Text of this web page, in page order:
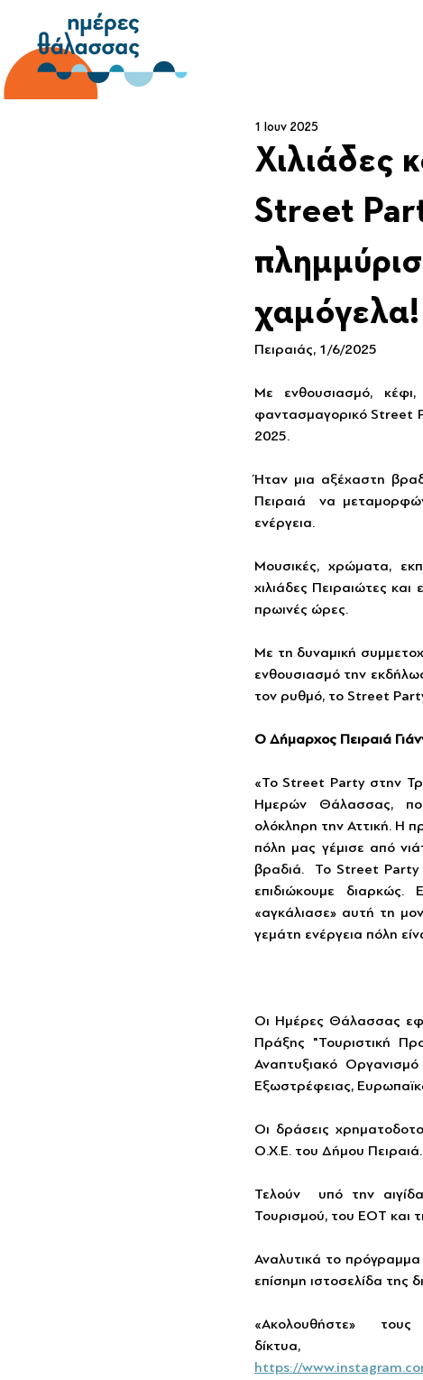
Χιλιάδες
Street
χαμόγελα!
1 Ιουν 2025
Πειραιάς, 1/6/2025
Με ενθουσιασμό,
φαντασμαγορικό Street
2025.
Ήταν μια αξέχαστη
Πειραιά  να
ενέργεια.
Μουσικές, χρώματα,
χιλιάδες Πειραιώτες
πρωινές ώρες.
Με τη δυναμική
ενθουσιασμό την
τον ρυθμό, το Street
Ο Δήμαρχος Πειραιά
«Το Street Party στην
Ημερών Θάλασσας,
ολόκληρη την Αττική. Η
πόλη μας γέμισε από
βραδιά.  Το Street Party
επιδιώκουμε
«αγκάλιασε» αυτή τη
γεμάτη ενέργεια πόλη
Οι Ημέρες Θάλασσας
Πράξης "Τουριστική
Αναπτυξιακό
Εξωστρέφειας,
Οι δράσεις
Ο.Χ.Ε. του Δήμου
Τελούν  υπό την
Τουρισμού, του ΕΟΤ και
Αναλυτικά το
επίσημη ιστοσελίδα της
«Ακολουθήστε»
https://